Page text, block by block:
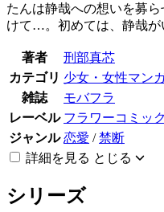
たんは静哉への想いを募
けて…。初めては、静哉
著者
刑部真芯
カテゴリ 少女・女性マン
雑誌
モバフラ
レーベル フラワーコミッ
ジャンル 恋愛 /禁断
詳細を見る とじる
シリーズ